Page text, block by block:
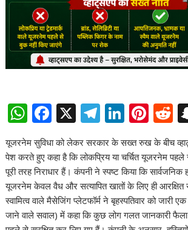
W
at
s
A
p
F
ac
e
b
o
o
X T
el
e
gr
a
m
Li
k
e
dI
n
Pi
nt
er
e
st
R
d
t
यूजरनेम सुविधा को लेकर सरकार के सख्त रुख के बीच
पेश करते हुए कहा है कि लोकप्रिय या चर्चित यूजरनेम
पूरी तरह निराधार हैं। कंपनी ने स्पष्ट किया कि
यूजरनेम केवल वैध और सत्यापित खातों के लिए ही
स्वामित्व वाले मैसेजिंग प्लेटफॉर्म ने बृहस्पतिवार को
जाने वाले सवाल) में कहा कि कुछ लोग गलत जानकारी